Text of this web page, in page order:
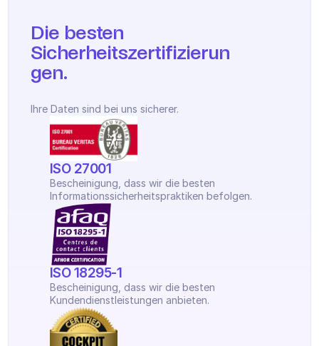
Die besten
Sicherheitszertifizierun
gen.
Ihre Daten sind bei uns sicherer.
ISO 27001
Bescheinigung, dass wir die besten
Informationssicherheitspraktiken befolgen.
ISO 18295-1
Bescheinigung, dass wir die besten
Kundendienstleistungen anbieten.